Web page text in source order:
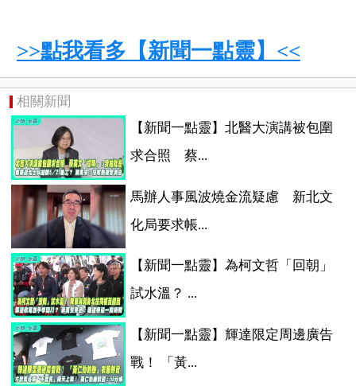
>>點我看多【新聞一點靈】<<
相關新聞
【新聞一點靈】北醫大演講被包圍
求合照 蔡...
馬辦人事風波燒金流疑慮 新北文
化局要求帳...
【新聞一點靈】為柯文哲「回朝」
試水溫？ ...
【新聞一點靈】輝達限定周邊廣告
戰！ 「黃...